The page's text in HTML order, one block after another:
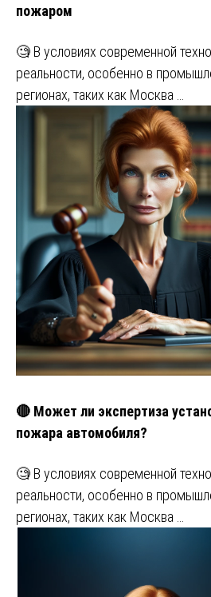
пожаром
🧐 В условиях современной
реальности, особенно в
регионах, таких как Москва …
🔴 Может ли экспертиза
пожара автомобиля?
🧐 В условиях современной
реальности, особенно в
регионах, таких как Москва …